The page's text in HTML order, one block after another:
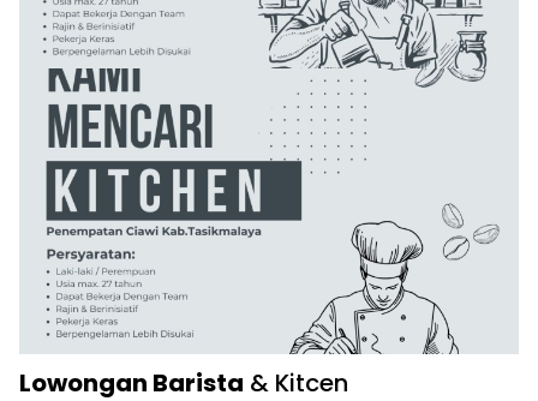
Lowongan Barista & Kitcen